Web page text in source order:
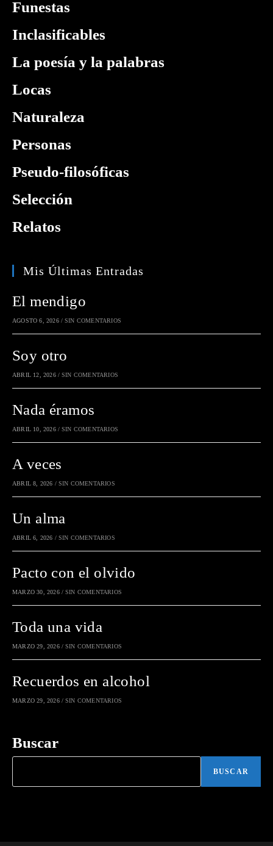
Funestas
Inclasificables
La poesía y la palabras
Locas
Naturaleza
Personas
Pseudo-filosóficas
Selección
Relatos
Mis Últimas Entradas
El mendigo
AGOSTO 6, 2026 / SIN COMENTARIOS
Soy otro
ABRIL 12, 2026 / SIN COMENTARIOS
Nada éramos
ABRIL 10, 2026 / SIN COMENTARIOS
A veces
ABRIL 8, 2026 / SIN COMENTARIOS
Un alma
ABRIL 6, 2026 / SIN COMENTARIOS
Pacto con el olvido
MARZO 30, 2026 / SIN COMENTARIOS
Toda una vida
MARZO 29, 2026 / SIN COMENTARIOS
Recuerdos en alcohol
MARZO 29, 2026 / SIN COMENTARIOS
Buscar
BUSCAR